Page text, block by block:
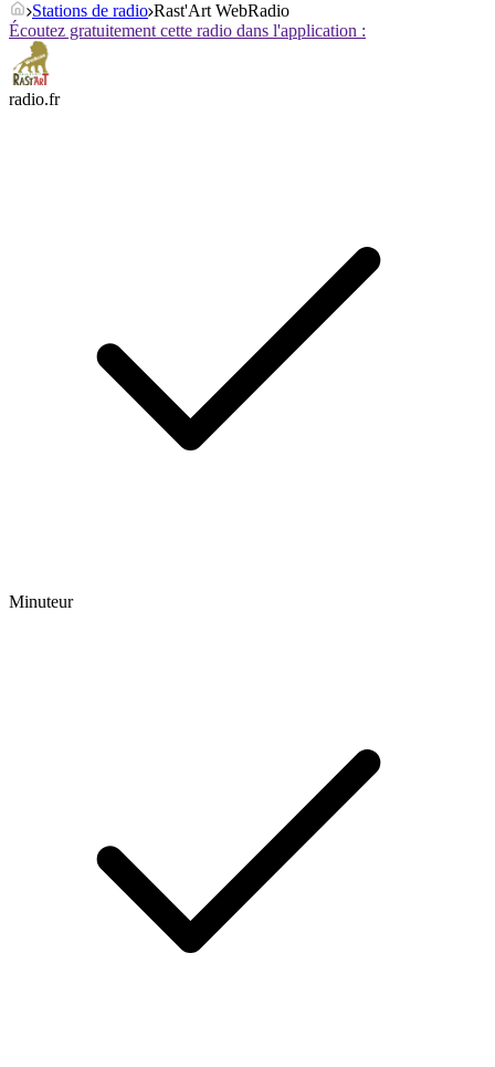
Stations de radio Rast'Art WebRadio
Écoutez gratuitement cette radio dans l'application :
radio.fr
Minuteur